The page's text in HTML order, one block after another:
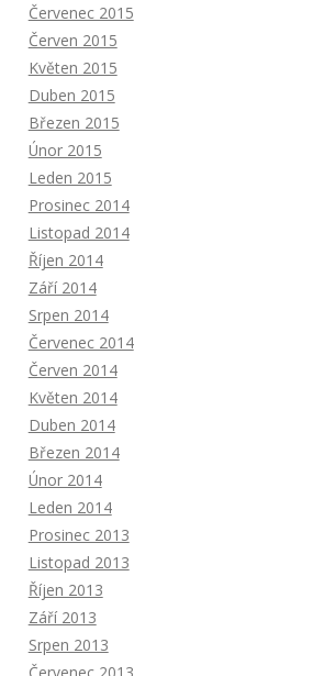
Červenec 2015
Červen 2015
Květen 2015
Duben 2015
Březen 2015
Únor 2015
Leden 2015
Prosinec 2014
Listopad 2014
Říjen 2014
Září 2014
Srpen 2014
Červenec 2014
Červen 2014
Květen 2014
Duben 2014
Březen 2014
Únor 2014
Leden 2014
Prosinec 2013
Listopad 2013
Říjen 2013
Září 2013
Srpen 2013